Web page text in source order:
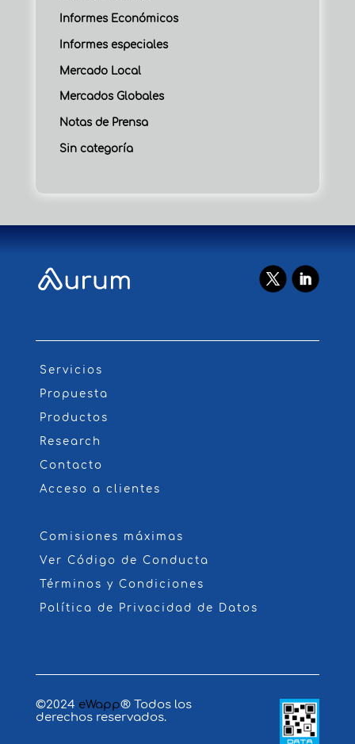
Informes Económicos
Informes especiales
Mercado Local
Mercados Globales
Notas de Prensa
Sin categoría
Servicios
Propuesta
Productos
Research
Contacto
Acceso a clientes
Comisiones máximas
Ver Código de Conducta
Términos y Condiciones
Política de Privacidad de Datos
©2024 eWapp® Todos los
derechos reservados.